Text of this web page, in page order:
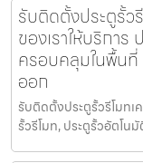
รับติดตั้งประตูรั้ว
ของเราให้บริกา
ครอบคลุมในพื้น
ออก
รับติดตั้งประตูรั้วรีโมทเ
รั้วรีโมท, ประตูรั้วอัตโน